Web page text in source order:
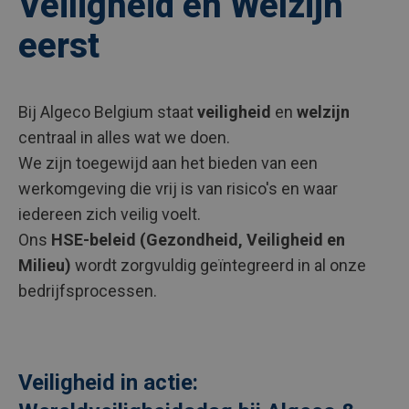
eerst
Bij Algeco Belgium staatveiligheid en welzijn
centraal in alles wat we doen.
We zijn toegewijd aan het bieden van een
werkomgeving die vrij is van risico's en waar
iedereen zich veilig voelt.
Ons HSE-beleid (Gezondheid, Veiligheid en
Milieu) wordt zorgvuldig geïntegreerd in al onze
bedrijfsprocessen.
Veiligheid in actie: